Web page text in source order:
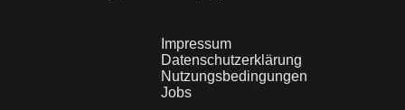
Impressum
Datenschutzerklärung
Nutzungsbedingungen
Jobs